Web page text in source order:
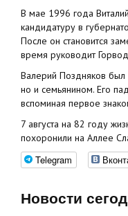
В мае 1996 года
кандидатуру в
После он становится
время руководит
Валерий Поздняков
но и семьянином. Его
вспоминая первое
7 августа на 82 году
похоронили на Аллее
Telegram
Новости